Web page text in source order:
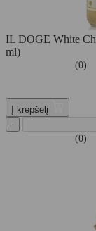
IL DOGE White
ml)
(0)
Į krepšelį
-
(0)